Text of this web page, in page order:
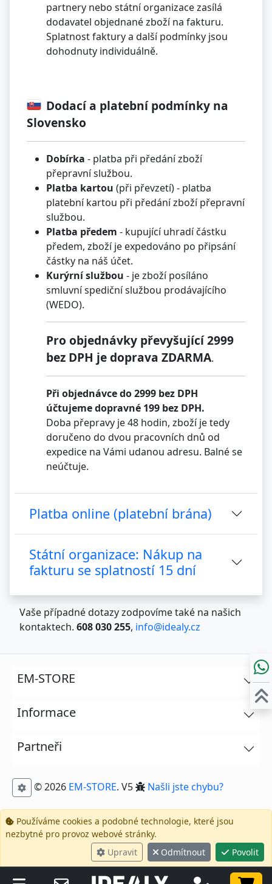
partnery nebo státní organizace zasílá
dodavatel objednané zboží na fakturu.
Splatnost faktury a další podmínky jsou
dohodnuty individuálně.
Dodací a platební podmínky na
Slovensko
Dobírka - platba při předání zboží
přepravní službou.
Platba kartou (při převzetí) - platba
platební kartou při předání zboží přepravní
službou.
Platba předem - kupující uhradí částku
předem, zboží je expedováno po připsání
částky na náš účet.
Kurýrní službou - je zboží posíláno
smluvní spediční službou prodávajícího
(WEDO).
Pro objednávky převyšující 2999
bez DPH je doprava ZDARMA.
Při objednávce do 2999 bez DPH
účtujeme dopravné 199 bez DPH.
Doba přepravy je 48 hodin, zboží je tedy
doručeno do dvou pracovních dnů od
expedice na Vámi udanou adresu. Balné se
neúčtuje.
Platba online (platební brána)
Státní organizace: Nákup na
fakturu se splatností 15 dní
Vaše případné dotazy zodpovíme také na našich
kontaktech. 608 030 255, info@idealy.cz
EM-STORE
Informace
Partneři
© 2026 EM-STORE. V5 Našli jste chybu?
Používáme cookies a podobné technologie, které jsou
nezbytné pro provoz webové stránky.
Upravit
Odmítnout Povolit